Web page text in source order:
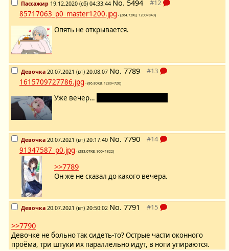
Пассажир 19.12.2020 (сб) 04:33:44 No. 5494
85717063_p0_master1200.jpg - (264.72KB, 1200×849)
Опять не открывается.
Девочка 20.07.2021 (вт) 20:08:07 No. 7789
1615709727786.jpg - (86.80KB, 1280×720)
Уже вечер…
Девочка 20.07.2021 (вт) 20:17:40 No. 7790
91347587_p0.jpg - (283.07KB, 900×1822)
>>7789
Он же не сказал до какого вечера.
Девочка 20.07.2021 (вт) 20:50:02 No. 7791
>>7790
Девочке не больно так сидеть-то? Острые части оконного
проёма, три штуки их параллельно идут, в ноги упираются.